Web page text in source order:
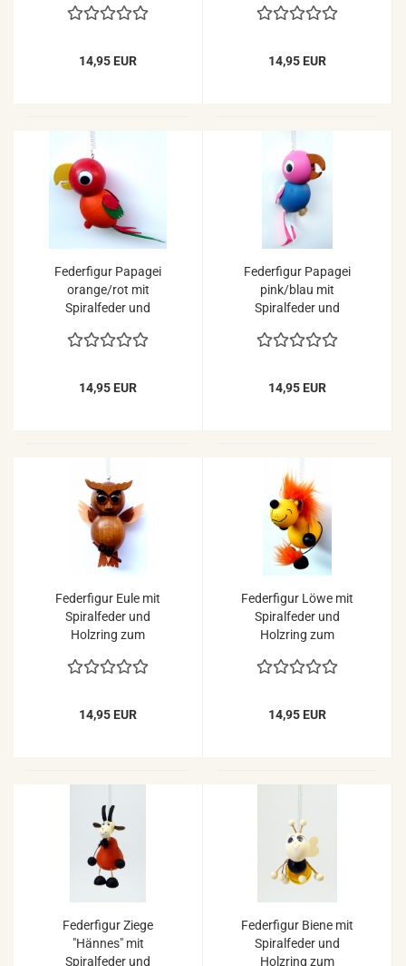
14,95 EUR 14,95 EUR
Federfigur Papagei
orange/rot mit
Spiralfeder und
Aufhängen
14,95 EUR
Federfigur Papagei
pink/blau mit
Spiralfeder und
Aufhängen
14,95 EUR
Federfigur Eule mit
Spiralfeder und
Holzring zum
14,95 EUR
Federfigur Löwe mit
Spiralfeder und
Holzring zum
14,95 EUR
Federfigur Ziege
"Hännes" mit
Spiralfeder und
Federfigur Biene mit
Spiralfeder und
Holzring zum